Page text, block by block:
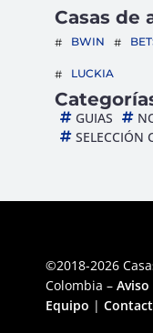
Casas de
BWIN
LUCKIA
GUIAS
SELECCIÓN
©2018-2026
Colombia – Aviso
Equipo |